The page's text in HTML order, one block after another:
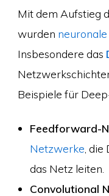
Mit dem Aufstieg
wurden
Insbesondere das
Beispiele für
Feedforward-
Netzwerke ,
das Netz leiten.
Convolutional